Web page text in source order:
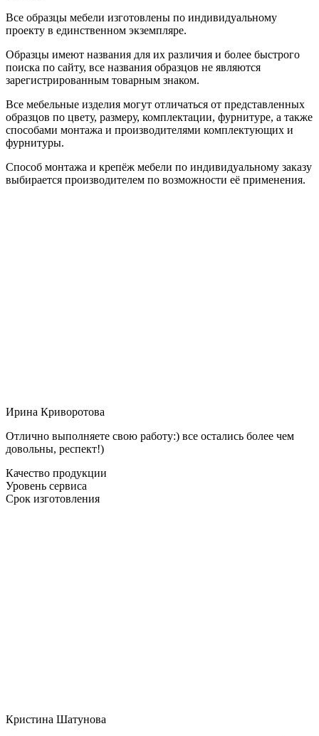
Все образцы мебели изготовлены по индивидуальному
проекту в единственном экземпляре.
Образцы имеют названия для их различия и более быстрого
поиска по сайту, все названия образцов не являются
зарегистрированным товарным знаком.
Все мебельные изделия могут отличаться от представленных
образцов по цвету, размеру, комплектации, фурнитуре, а также
способами монтажа и производителями комплектующих и
фурнитуры.
Способ монтажа и крепёж мебели по индивидуальному заказу
выбирается производителем по возможности её применения.
Ирина Криворотова
Отлично выполняете свою работу:) все остались более чем
довольны, респект!)
Качество продукции
Уровень сервиса
Срок изготовления
Кристина Шатунова